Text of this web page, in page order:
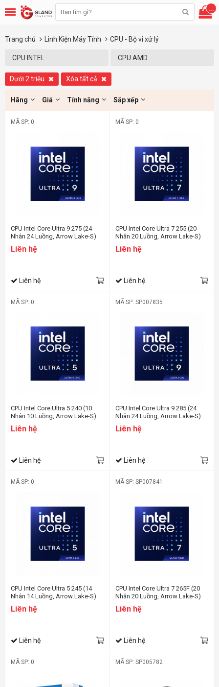
...
Trang chủ Linh Kiện Máy Tính CPU - Bộ vi xử lý
CPU INTEL CPU AMD
Dưới 2 triệu Xóa tất cả
Hãng Giá Tính năng Sắp xếp
MÃ SP: 0
CPU Intel Core Ultra 9 275 (24
Nhân 24 Luồng, Arrow Lake-S)
Liên hệ
Liên hệ
MÃ SP: 0
CPU Intel Core Ultra 7 255 (20
Nhân 20 Luồng, Arrow Lake-S)
Liên hệ
Liên hệ
MÃ SP: 0
CPU Intel Core Ultra 5 240 (10
Nhân 10 Luồng, Arrow Lake-S)
Liên hệ
Liên hệ
MÃ SP: SP007835
CPU Intel Core Ultra 9 285 (24
Nhân 24 Luồng, Arrow Lake-S)
Liên hệ
Liên hệ
MÃ SP: 0
CPU Intel Core Ultra 5 245 (14
Nhân 14 Luồng, Arrow Lake-S)
Liên hệ
Liên hệ
MÃ SP: SP007841
CPU Intel Core Ultra 7 265F (20
Nhân 20 Luồng, Arrow Lake-S)
Liên hệ
Liên hệ
MÃ SP: 0 MÃ SP: SP005782